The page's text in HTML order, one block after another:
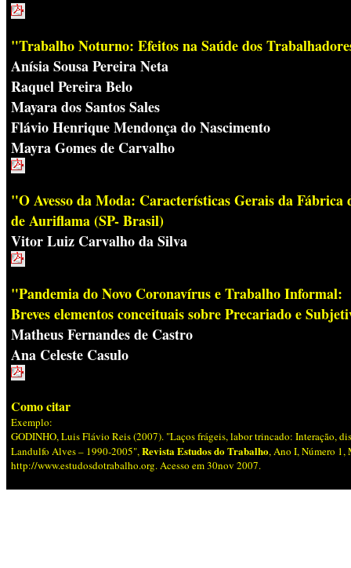
"Trabalho Noturno: Efeitos na Saúde dos
Anísia Sousa Pereira Neta
Raquel Pereira Belo
Mayara dos Santos Sales
Flávio Henrique Mendonça do Nascimento
Mayra Gomes de Carvalho
"O Avesso da Moda: Características Gerais da Fábrica
de Auriflama (SP- Brasil)
Vitor Luiz Carvalho da Silva
"Pandemia do Novo Coronavírus e Trabalho Informal:
Breves elementos conceituais sobre Precariado e
Matheus Fernandes de Castro
Ana Celeste Casulo
Como citar
Exemplo:
GODINHO, Luis Flávio Reis (2007). "Laços frágeis, labor trincado: Interação,
Landulfo Alves – 1990-2005",Revista Estudos do Trabalho, Ano I, Número 1,
http://www.estudosdotrabalho.org. Acesso em 30nov 2007.